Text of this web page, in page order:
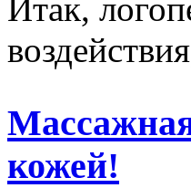
Итак,
Массажная
кожей!